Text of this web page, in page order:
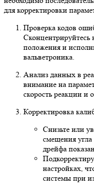
для корректировки
Проверка кодов
Сконцентрируйтесь
положения и
вальветроника.
Анализ данных в
внимание на
скорость реакции и
Корректировка
Снизьте или
смещения угла
дрейфа
настройках,
системы при